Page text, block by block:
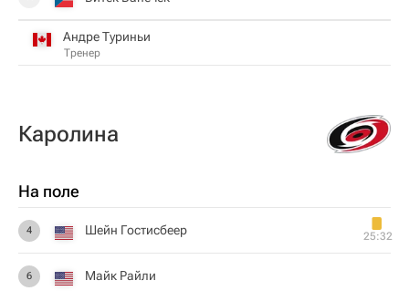
Андре Туриньи
Тренер
Каролина
На поле
4 Шейн Гостисбеер 25:32
6 Майк Райли